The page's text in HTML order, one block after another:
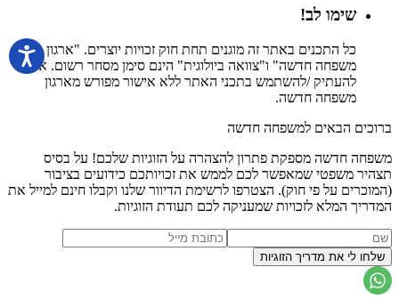
שימו לב!
כל התכנים באתר זה מוגנים תחת חוק זכויות יוצרים. "ארגון
משפחה חדשה" ו"צוואה ביולוגית" הינם סימן מסחר רשום. אין
להעתיק /להשתמש בתכני האתר ללא אישור מפורש מארגון
משפחה חדשה.
ברוכים הבאים למשפחה חדשה
משפחה חדשה מספקת פתרון להצהרה על הזוגיות שלכם! על בסיס
תצהיר משפטי שמאפשר לכם לממש את זכויותכם כידועים בציבור
(המוכרים על פי חוק). הצטרפו לרשימת הדיוור שלנו וקבלו חינם למייל את
המדריך המלא לזכויות שמעניקה לכם תעודת הזוגיות.